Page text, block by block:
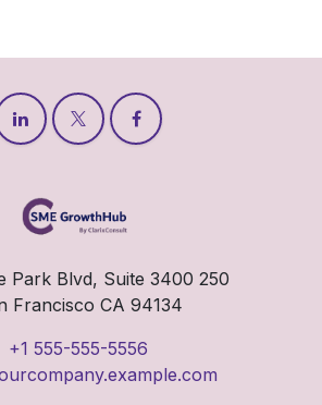
250 Executive Park Blvd, Suite 3400
Francisco CA 94134
+1 555-555-5556